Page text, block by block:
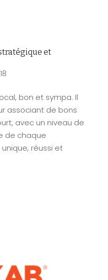
et
bon et sympa. Il
associant de bons
avec un niveau de
de chaque
réussi et